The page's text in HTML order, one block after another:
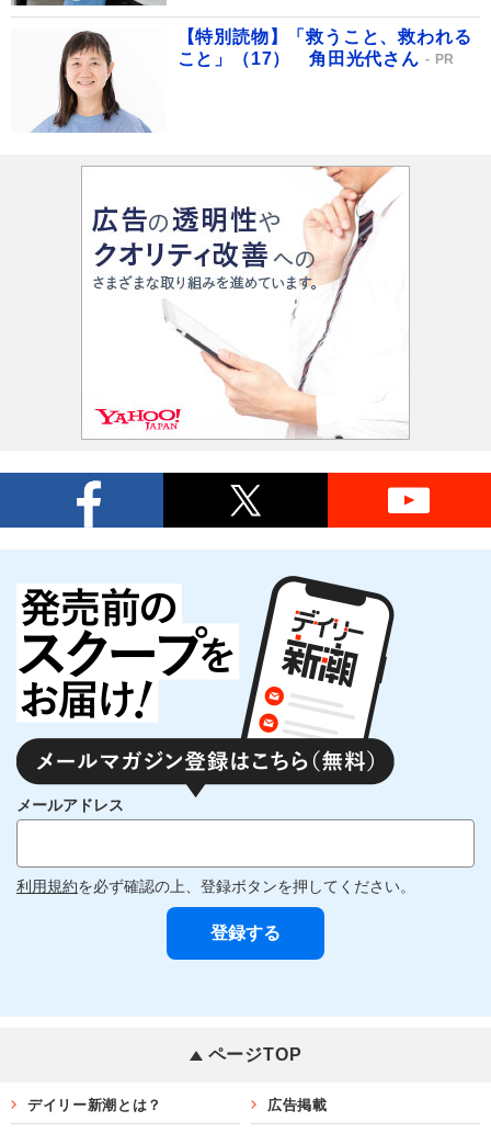
【特別読物】「救うこと、救われる
こと」（17） 角田光代さん
PR
メールアドレス
利用規約を必ず確認の上、登録ボタンを押してください。
ページTOP
デイリー新潮とは？ 広告掲載